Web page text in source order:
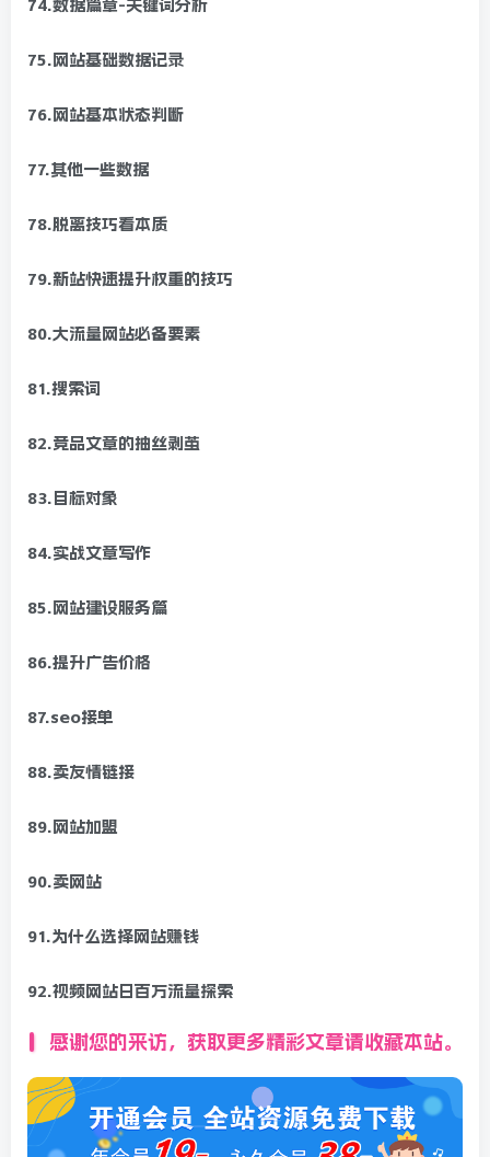
74.数据篇章-关键词分析
75.网站基础数据记录
76.网站基本状态判断
77.其他一些数据
78.脱离技巧看本质
79.新站快速提升权重的技巧
80.大流量网站必备要素
81.搜索词
82.竞品文章的抽丝剥茧
83.目标对象
84.实战文章写作
85.网站建设服务篇
86.提升广告价格
87.seo接单
88.卖友情链接
89.网站加盟
90.卖网站
91.为什么选择网站赚钱
92.视频网站日百万流量探索
感谢您的来访，获取更多精彩文章请收藏本站。